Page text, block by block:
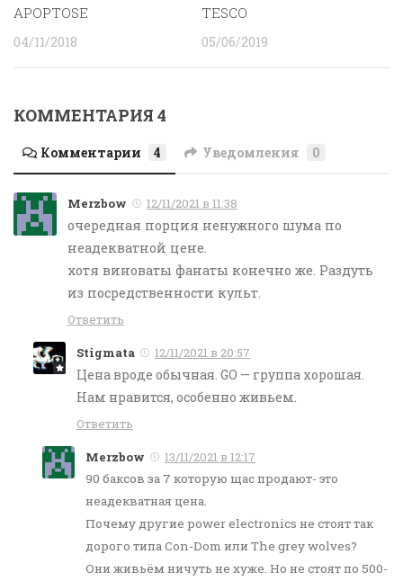
APOPTOSE
04/11/2018
TESCO
05/06/2019
КОММЕНТАРИЯ 4
Комментарии 4 Уведомления 0
Merzbow 12/11/2021 в 11:38
очередная порция ненужного шума по
неадекватной цене.
хотя виноваты фанаты конечно же. Раздуть
из посредственности культ.
Ответить
Stigmata 12/11/2021 в 20:57
Цена вроде обычная. GO — группа хорошая.
Нам нравится, особенно живьем.
Ответить
Merzbow
13/11/2021 в 12:17
90 баксов за 7 которую щас продают- это
неадекватная цена.
Почему другие power electronics не стоят так
дорого типа Con-Dom или The grey wolves?
Они живьём ничуть не хуже. Но не стоят по 500-